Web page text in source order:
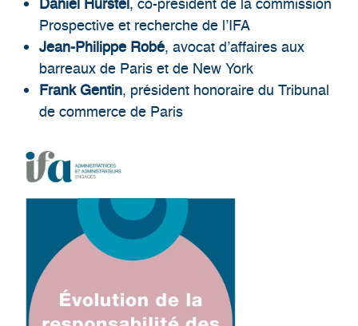
Daniel Hurstel , co-président de la commission
Prospective et recherche de l’IFA
Jean-Philippe Robé, avocat d’affaires aux
barreaux de Paris et de New York
Frank Gentin, président honoraire du Tribunal
de commerce de Paris